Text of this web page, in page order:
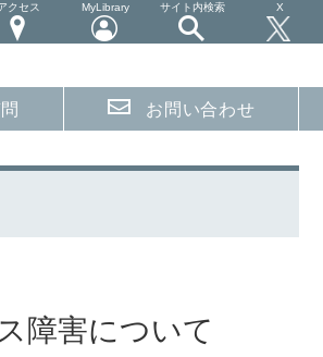
クセス MyLibrary サイト内検索 X
お問い合わせ
障害について